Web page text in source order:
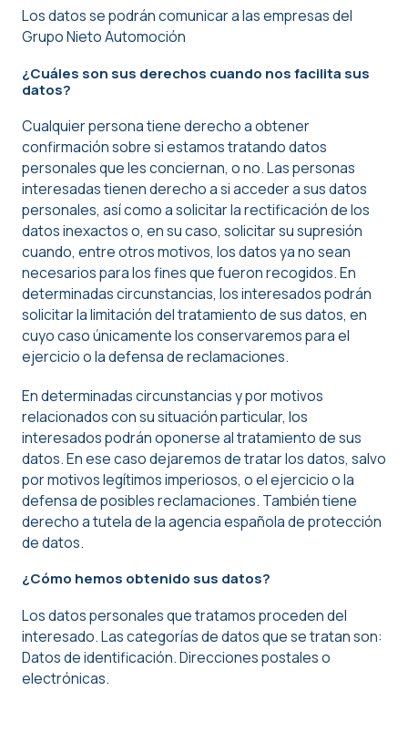
Los datos se podrán comunicar a las empresas del
Grupo Nieto Automoción
¿Cuáles son sus derechos cuando nos facilita sus
datos?
Cualquier persona tiene derecho a obtener
confirmación sobre si estamos tratando datos
personales que les conciernan, o no. Las personas
interesadas tienen derecho a si acceder a sus datos
personales, así como a solicitar la rectificación de los
datos inexactos o, en su caso, solicitar su supresión
cuando, entre otros motivos, los datos ya no sean
necesarios para los fines que fueron recogidos. En
determinadas circunstancias, los interesados podrán
solicitar la limitación del tratamiento de sus datos, en
cuyo caso únicamente los conservaremos para el
ejercicio o la defensa de reclamaciones.
En determinadas circunstancias y por motivos
relacionados con su situación particular, los
interesados podrán oponerse al tratamiento de sus
datos. En ese caso dejaremos de tratar los datos, salvo
por motivos legítimos imperiosos, o el ejercicio o la
defensa de posibles reclamaciones. También tiene
derecho a tutela de la agencia española de protección
de datos.
¿Cómo hemos obtenido sus datos?
Los datos personales que tratamos proceden del
interesado. Las categorías de datos que se tratan son:
Datos de identificación. Direcciones postales o
electrónicas.